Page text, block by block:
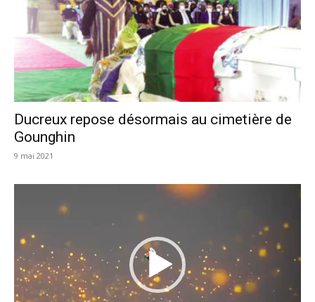
Ducreux repose désormais au cimetière de
Gounghin
9 mai 2021